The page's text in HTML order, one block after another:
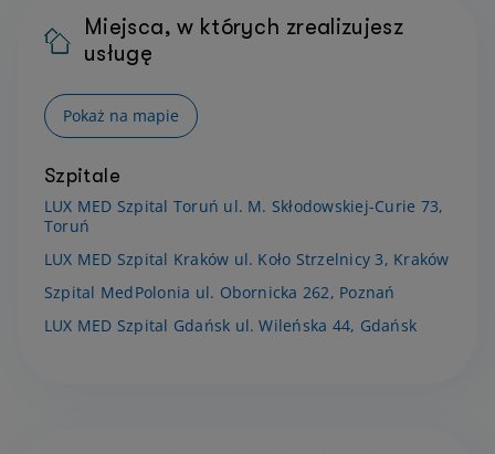
Miejsca, w których zrealizujesz
usługę
Pokaż na mapie
Szpitale
LUX MED Szpital Toruń ul. M. Skłodowskiej-Curie 73,
Toruń
LUX MED Szpital Kraków ul. Koło Strzelnicy 3, Kraków
Szpital MedPolonia ul. Obornicka 262, Poznań
LUX MED Szpital Gdańsk ul. Wileńska 44, Gdańsk